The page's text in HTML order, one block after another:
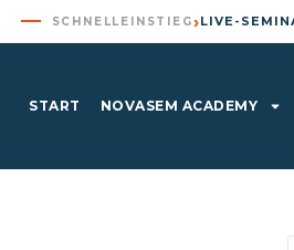
SCHNELLEINSTIEG›LIVE-
START NOVASEM ACADEMY